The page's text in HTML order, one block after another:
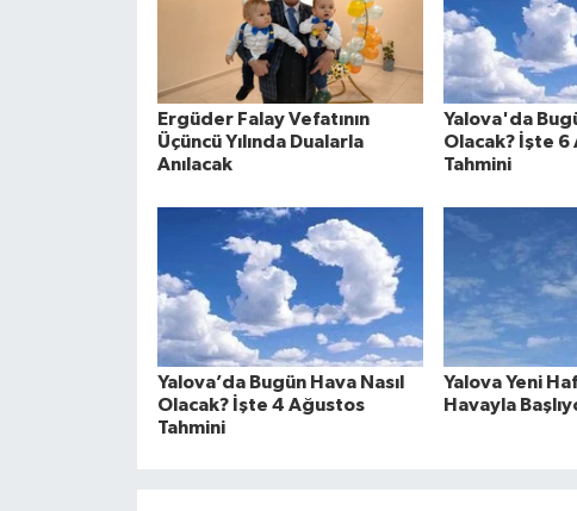
Ergüder Falay Vefatının
Üçüncü Yılında Dualarla
Anılacak
Yalova'da
Olacak? İşte 6
Tahmini
Yalova’da Bugün Hava Nasıl
Olacak? İşte 4 Ağustos
Tahmini
Yalova Yeni
Havayla